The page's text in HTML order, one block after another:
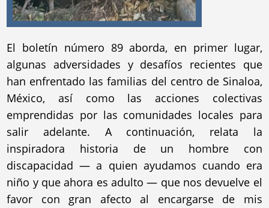
El boletín número 89 aborda, en primer lugar,
algunas adversidades y desafíos recientes que
han enfrentado las familias del centro de Sinaloa,
México, así como las acciones colectivas
emprendidas por las comunidades locales para
salir adelante. A continuación, relata la
inspiradora historia de un hombre con
discapacidad — a quien ayudamos cuando era
niño y que ahora es adulto — que nos devuelve el
favor con gran afecto al encargarse de mis